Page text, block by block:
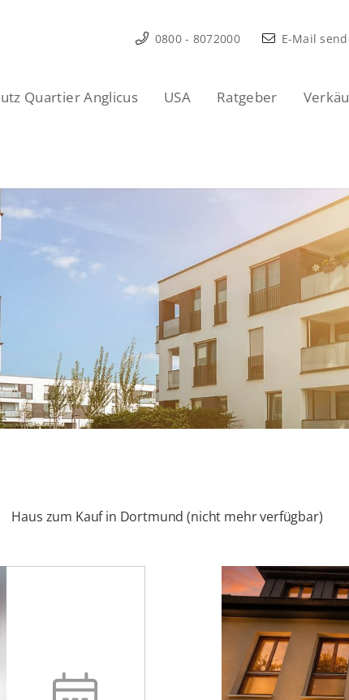
0800 - 8072000 E-Mail
Quartier Anglicus USA Ratgeber
Haus zum Kauf in Dortmund (nicht mehr verfügbar)